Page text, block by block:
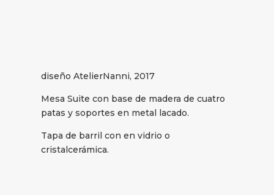
diseño AtelierNanni, 2017
Mesa Suite con base de madera de cuatro
patas y soportes en metal lacado.
Tapa de barril con en vidrio o
cristalcerámica.